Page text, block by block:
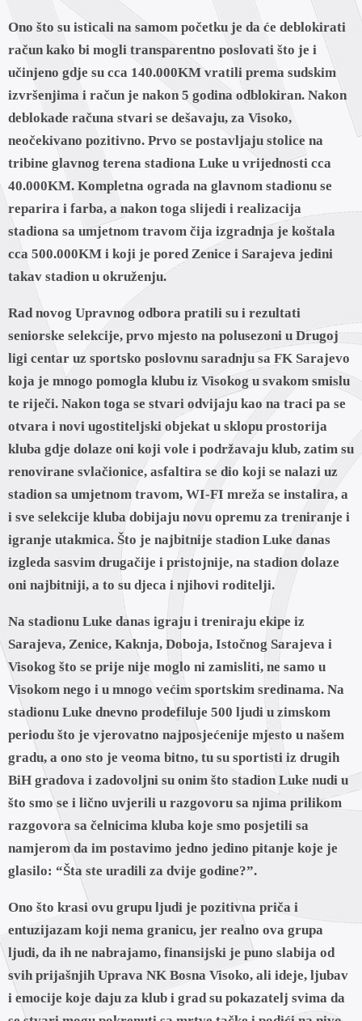
Ono što su isticali na samom početku je da će deblokirati
račun kako bi mogli transparentno poslovati što je i
učinjeno gdje su cca 140.000KM vratili prema sudskim
izvršenjima i račun je nakon 5 godina odblokiran. Nakon
deblokade računa stvari se dešavaju, za Visoko,
neočekivano pozitivno. Prvo se postavljaju stolice na
tribine glavnog terena stadiona Luke u vrijednosti cca
40.000KM. Kompletna ograda na glavnom stadionu se
reparira i farba, a nakon toga slijedi i realizacija
stadiona sa umjetnom travom čija izgradnja je koštala
cca 500.000KM i koji je pored Zenice i Sarajeva jedini
takav stadion u okruženju.
Rad novog Upravnog odbora pratili su i rezultati
seniorske selekcije, prvo mjesto na polusezoni u Drugoj
ligi centar uz sportsko poslovnu saradnju sa FK Sarajevo
koja je mnogo pomogla klubu iz Visokog u svakom smislu
te riječi. Nakon toga se stvari odvijaju kao na traci pa se
otvara i novi ugostiteljski objekat u sklopu prostorija
kluba gdje dolaze oni koji vole i podržavaju klub, zatim su
renovirane svlačionice, asfaltira se dio koji se nalazi uz
stadion sa umjetnom travom, WI-FI mreža se instalira, a
i sve selekcije kluba dobijaju novu opremu za treniranje i
igranje utakmica. Što je najbitnije stadion Luke danas
izgleda sasvim drugačije i pristojnije, na stadion dolaze
oni najbitniji, a to su djeca i njihovi roditelji.
Na stadionu Luke danas igraju i treniraju ekipe iz
Sarajeva, Zenice, Kaknja, Doboja, Istočnog Sarajeva i
Visokog što se prije nije moglo ni zamisliti, ne samo u
Visokom nego i u mnogo većim sportskim sredinama. Na
stadionu Luke dnevno prodefiluje 500 ljudi u zimskom
periodu što je vjerovatno najposjećenije mjesto u našem
gradu, a ono sto je veoma bitno, tu su sportisti iz drugih
BiH gradova i zadovoljni su onim što stadion Luke nudi u
što smo se i lično uvjerili u razgovoru sa njima prilikom
razgovora sa čelnicima kluba koje smo posjetili sa
namjerom da im postavimo jedno jedino pitanje koje je
glasilo: “Šta ste uradili za dvije godine?”.
Ono što krasi ovu grupu ljudi je pozitivna priča i
entuzijazam koji nema granicu, jer realno ova grupa
ljudi, da ih ne nabrajamo, finansijski je puno slabija od
svih prijašnjih Uprava NK Bosna Visoko, ali ideje, ljubav
i emocije koje daju za klub i grad su pokazatelj svima da